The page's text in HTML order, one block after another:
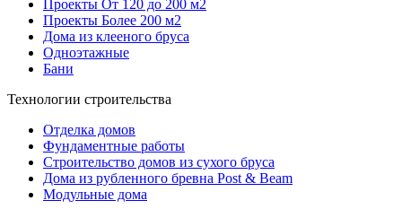
Проекты От 120 до 200 м2
Проекты Более 200 м2
Дома из клееного бруса
Одноэтажные
Бани
Технологии строительства
Отделка домов
Фундаментные работы
Строительство домов из сухого бруса
Дома из рубленного бревна Post & Beam
Модульные дома